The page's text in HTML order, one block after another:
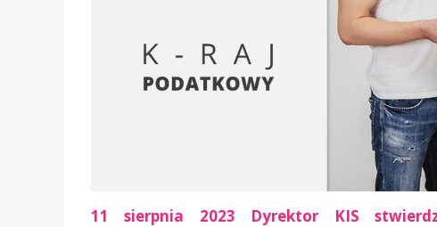
11 sierpnia 2023 Dyrektor KIS